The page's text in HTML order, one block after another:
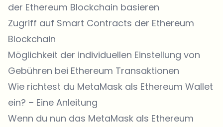
der Ethereum Blockchain basieren
Zugriff auf Smart Contracts der Ethereum
Blockchain
Möglichkeit der individuellen Einstellung von
Gebühren bei Ethereum Transaktionen
Wie richtest du MetaMask als Ethereum Wallet
ein? – Eine Anleitung
Wenn du nun das MetaMask als Ethereum